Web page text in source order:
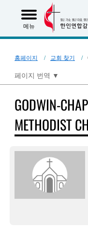
메뉴
홈페이지 교회 찾기
페이지 번역 ▼
GODWIN-
METHODIST